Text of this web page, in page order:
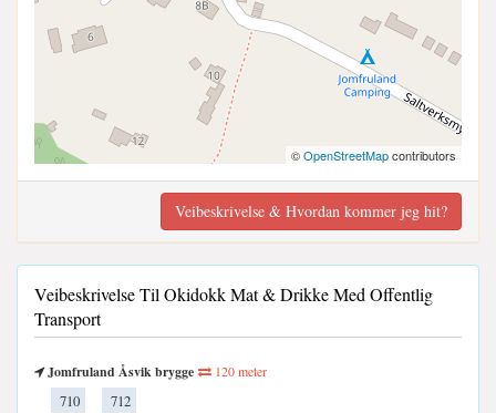
©OpenStreetMapcontributors
Veibeskrivelse & Hvordan kommer jeg hit?
Veibeskrivelse Til Okidokk Mat & Drikke Med Offentlig
Transport
Jomfruland Åsvik brygge 120 meter
710 712